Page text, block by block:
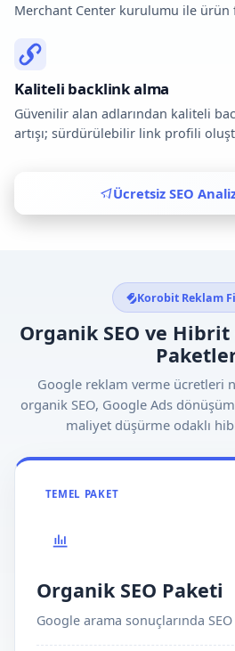
Merchant Center kurulumu ile
Kaliteli backlink alma
Güvenilir alan adlarından kaliteli
artışı; sürdürülebilir link profili
Ücretsiz SEO
Korobit Reklam
Organik SEO ve
Google reklam verme ücretleri
organik SEO, Google Ads
maliyet düşürme odaklı
TEMEL PAKET
Organik SEO Paketi
Google arama sonuçlarında